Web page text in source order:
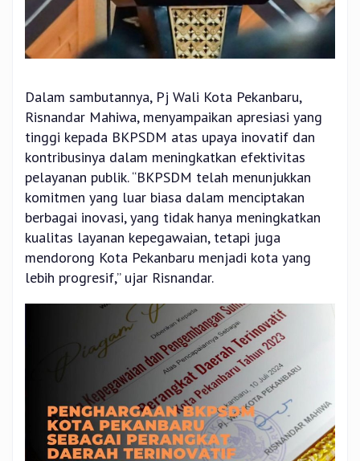
Dalam sambutannya, Pj Wali Kota Pekanbaru,
Risnandar Mahiwa, menyampaikan apresiasi yang
tinggi kepada BKPSDM atas upaya inovatif dan
kontribusinya dalam meningkatkan efektivitas
pelayanan publik. “BKPSDM telah menunjukkan
komitmen yang luar biasa dalam menciptakan
berbagai inovasi, yang tidak hanya meningkatkan
kualitas layanan kepegawaian, tetapi juga
mendorong Kota Pekanbaru menjadi kota yang
lebih progresif,” ujar Risnandar.